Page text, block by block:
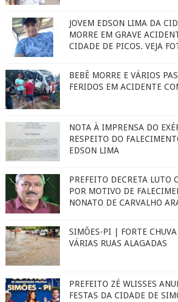
JOVEM EDSON LIMA DA
MORRE EM GRAVE
CIDADE DE PICOS. VEJA
BEBÊ MORRE E VÁRIOS
FERIDOS EM ACIDENTE
NOTA À IMPRENSA DO
RESPEITO DO
EDSON LIMA
PREFEITO DECRETA LUTO
POR MOTIVO DE
NONATO DE CARVALHO
SIMÕES-PI | FORTE
VÁRIAS RUAS ALAGADAS
PREFEITO ZÉ WLISSES
FESTAS DA CIDADE DE